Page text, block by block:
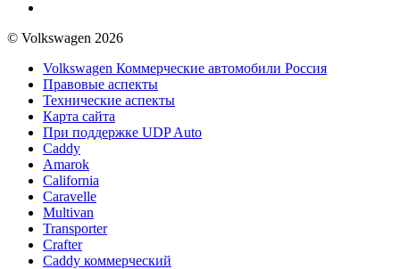
© Volkswagen 2026
Volkswagen Коммерческие автомобили Россия
Правовые аспекты
Технические аспекты
Карта сайта
При поддержке UDP Auto
Caddy
Amarok
California
Caravelle
Multivan
Transporter
Crafter
Caddy коммерческий